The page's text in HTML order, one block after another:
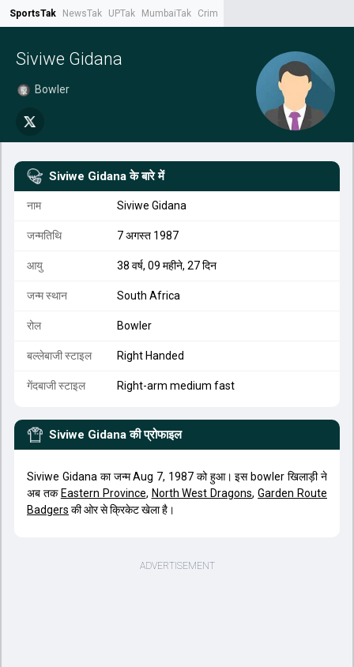
SportsTak NewsTak UPTak MumbaiTak CrimeTak
Siviwe Gidana
Bowler
Siviwe Gidana के बारे में
नाम Siviwe Gidana
जन्मतिथि 7 अगस्त 1987
आयु 38 वर्ष, 09 महीने, 27 दिन
जन्म स्थान South Africa
रोल Bowler
बल्लेबाजी स्टाइल Right Handed
गेंदबाजी स्टाइल Right-arm medium fast
Siviwe Gidana की प्रोफाइल
Siviwe Gidana का जन्म Aug 7, 1987 को हुआ। इस bowler खिलाड़ी ने
अब तक Eastern Province, North West Dragons,Garden Route
Badgers की ओर से क्रिकेट खेला है।